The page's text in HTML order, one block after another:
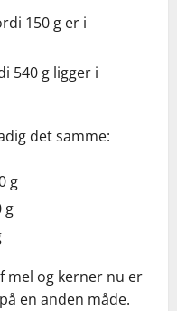
150 g er i
540 g ligger i
det samme:
g
g
mel og kerner nu er
en anden måde.